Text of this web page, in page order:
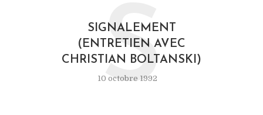
SIGNALEMENT
(ENTRETIEN AVEC
CHRISTIAN BOLTANSKI)
10 octobre 1992
S